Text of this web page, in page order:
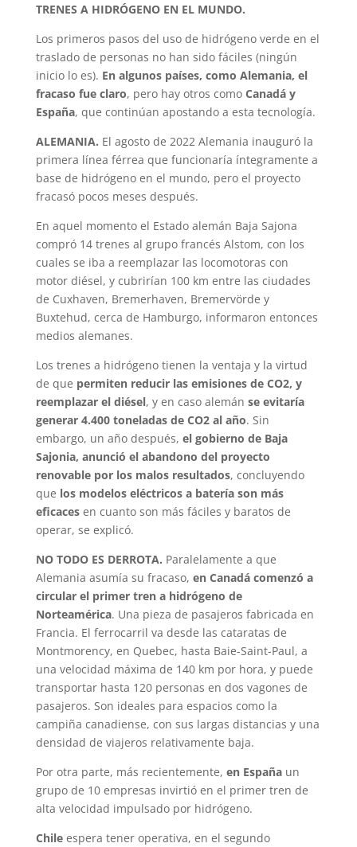
TRENES A HIDRÓGENO EN EL MUNDO.
Los primeros pasos del uso de hidrógeno verde en el
traslado de personas no han sido fáciles (ningún
inicio lo es). En algunos países, como Alemania, el
fracaso fue claro, pero hay otros como Canadá y
España, que continúan apostando a esta tecnología.
ALEMANIA. El agosto de 2022 Alemania inauguró la
primera línea férrea que funcionaría íntegramente a
base de hidrógeno en el mundo, pero el proyecto
fracasó pocos meses después.
En aquel momento el Estado alemán Baja Sajona
compró 14 trenes al grupo francés Alstom, con los
cuales se iba a reemplazar las locomotoras con
motor diésel, y cubrirían 100 km entre las ciudades
de Cuxhaven, Bremerhaven, Bremervörde y
Buxtehud, cerca de Hamburgo, informaron entonces
medios alemanes.
Los trenes a hidrógeno tienen la ventaja y la virtud
de que permiten reducir las emisiones de CO2, y
reemplazar el diésel, y en caso alemán se evitaría
generar 4.400 toneladas de CO2 al año. Sin
embargo, un año después, el gobierno de Baja
Sajonia, anunció el abandono del proyecto
renovable por los malos resultados, concluyendo
que los modelos eléctricos a batería son más
eficacesen cuanto son más fáciles y baratos de
operar, se explicó.
NO TODO ES DERROTA. Paralelamente a que
Alemania asumía su fracaso, en Canadá comenzó a
circular el primer tren a hidrógeno de
Norteamérica. Una pieza de pasajeros fabricada en
Francia. El ferrocarril va desde las cataratas de
Montmorency, en Quebec, hasta Baie-Saint-Paul, a
una velocidad máxima de 140 km por hora, y puede
transportar hasta 120 personas en dos vagones de
pasajeros. Son ideales para espacios como la
campiña canadiense, con sus largas distancias y una
densidad de viajeros relativamente baja.
Por otra parte, más recientemente, en Españaun
grupo de 10 empresas invirtió en el primer tren de
alta velocidad impulsado por hidrógeno.
Chileespera tener operativa, en el segundo